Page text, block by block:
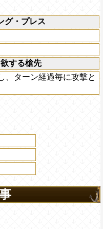
グ・プレス
する槍先
、ターン経過毎に攻撃と